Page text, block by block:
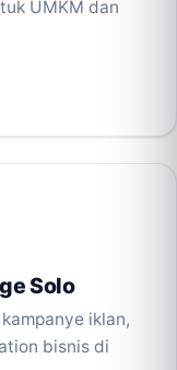
UMKM dan
Solo
iklan,
bisnis di